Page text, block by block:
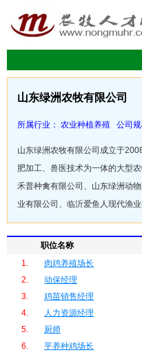
山东绿洲农牧有限公司
所属行业： 农业种植养殖 公司
山东绿洲农牧有限公司成立于
肥加工、兽医技术为一体的大型
禾普种禽有限公司、山东绿洲动
业有限公司、临沂爱鱼人现代渔
职位名称
1.
肉鸡养殖场长
2.
动保经理
3.
鸡苗销售经理
4.
人力资源经理
5.
厨师
6.
平养种鸡场长